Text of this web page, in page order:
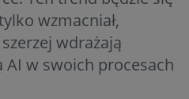
wzmacniał,
wdrażają
AI w swoich procesach